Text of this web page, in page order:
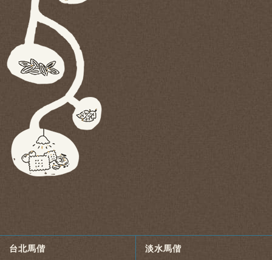
台北馬偕 淡水馬偕